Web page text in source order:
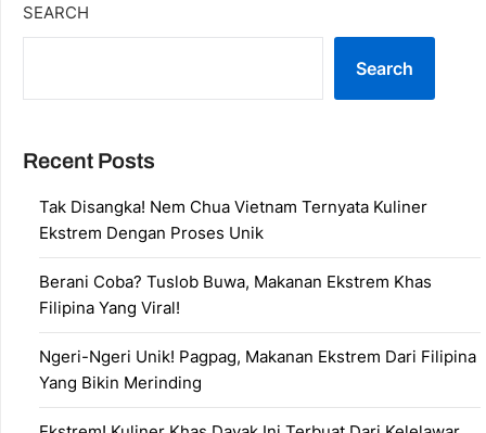
SEARCH
Search
Recent Posts
Tak Disangka! Nem Chua Vietnam Ternyata Kuliner
Ekstrem Dengan Proses Unik
Berani Coba? Tuslob Buwa, Makanan Ekstrem Khas
Filipina Yang Viral!
Ngeri-Ngeri Unik! Pagpag, Makanan Ekstrem Dari Filipina
Yang Bikin Merinding